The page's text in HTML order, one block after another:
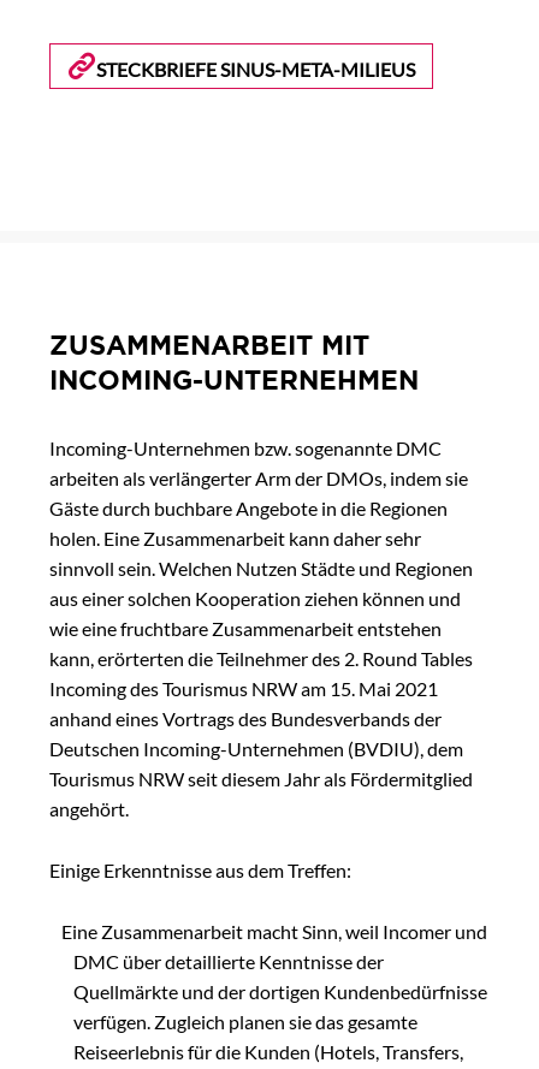
STECKBRIEFE SINUS-META-MILIEUS
ZUSAMMENARBEIT MIT
INCOMING-UNTERNEHMEN
Incoming-Unternehmen bzw. sogenannte DMC
arbeiten als verlängerter Arm der DMOs, indem sie
Gäste durch buchbare Angebote in die Regionen
holen. Eine Zusammenarbeit kann daher sehr
sinnvoll sein. Welchen Nutzen Städte und Regionen
aus einer solchen Kooperation ziehen können und
wie eine fruchtbare Zusammenarbeit entstehen
kann, erörterten die Teilnehmer des 2. Round Tables
Incoming des Tourismus NRW am 15. Mai 2021
anhand eines Vortrags des Bundesverbands der
Deutschen Incoming-Unternehmen (BVDIU), dem
Tourismus NRW seit diesem Jahr als Fördermitglied
angehört.
Einige Erkenntnisse aus dem Treffen:
Eine Zusammenarbeit macht Sinn, weil Incomer und
DMC über detaillierte Kenntnisse der
Quellmärkte und der dortigen Kundenbedürfnisse
verfügen. Zugleich planen sie das gesamte
Reiseerlebnis für die Kunden (Hotels, Transfers,